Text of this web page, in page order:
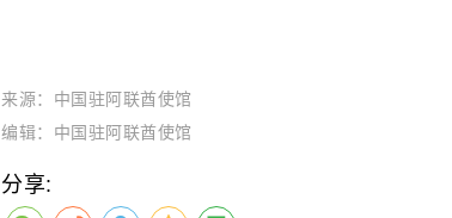
来源：中国驻阿联酋使馆
编辑：中国驻阿联酋使馆
分享: